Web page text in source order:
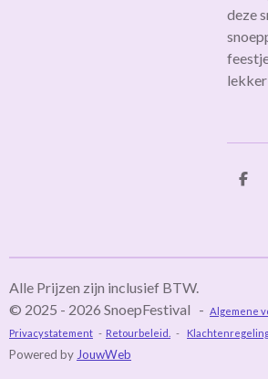
deze
D
Alle Prijzen zijn inclusief BTW.
© 2025 - 2026 SnoepFestival - Algemene
Privacystatement - Retourbeleid. -
Powered by JouwWeb